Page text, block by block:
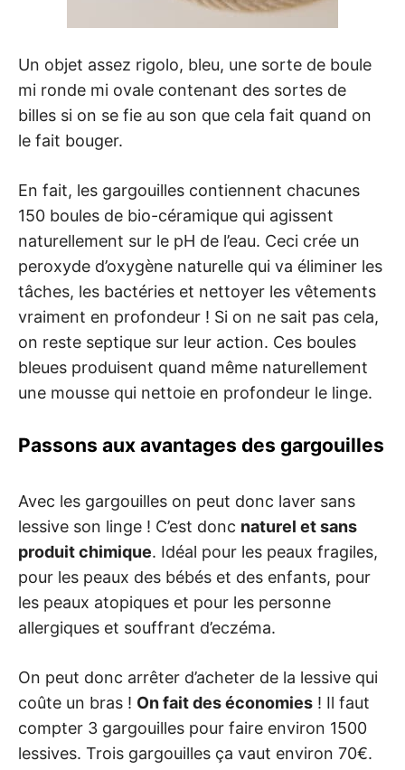
Un objet assez rigolo, bleu, une sorte de boule
mi ronde mi ovale contenant des sortes de
billes si on se fie au son que cela fait quand on
le fait bouger.
En fait, les gargouilles contiennent chacunes
150 boules de bio-céramique qui agissent
naturellement sur le pH de l’eau. Ceci crée un
peroxyde d’oxygène naturelle qui va éliminer les
tâches, les bactéries et nettoyer les vêtements
vraiment en profondeur ! Si on ne sait pas cela,
on reste septique sur leur action. Ces boules
bleues produisent quand même naturellement
une mousse qui nettoie en profondeur le linge.
Passons aux avantages des gargouilles
Avec les gargouilles on peut donc laver sans
lessive son linge ! C’est donc naturel et sans
produit chimique. Idéal pour les peaux fragiles,
pour les peaux des bébés et des enfants, pour
les peaux atopiques et pour les personne
allergiques et souffrant d’eczéma.
On peut donc arrêter d’acheter de la lessive qui
coûte un bras ! On fait des économies ! Il faut
compter 3 gargouilles pour faire environ 1500
lessives. Trois gargouilles ça vaut environ 70€.